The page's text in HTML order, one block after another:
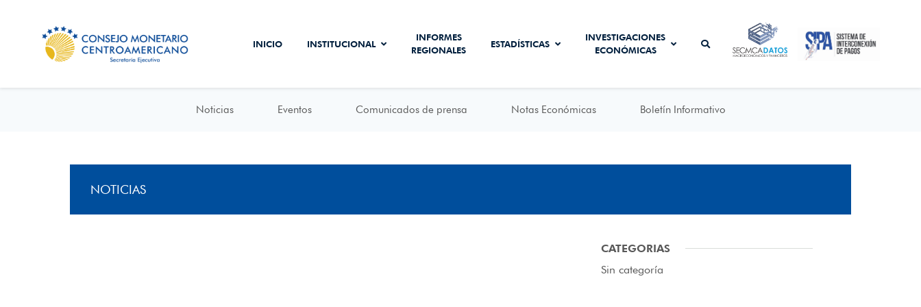
INICIO INSTITUCIONAL
INFORMES
REGIONALES
ESTADÍSTICAS
INVESTIGACIONES
ECONÓMICAS
SECMCA
DATOS
SISTEMA DE
INTERCONEXIÓN
DE PAGOS
Noticias Eventos Comunicados de prensa Notas Económicas Boletín Informativo
NOTICIAS
CATEGORIAS
Sin categoría